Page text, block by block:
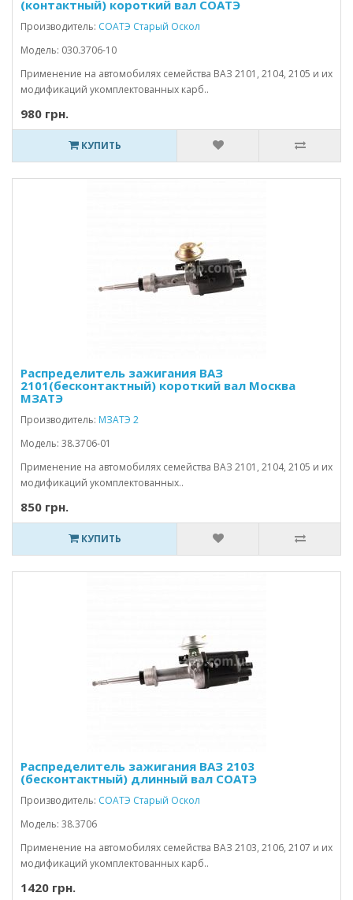
(контактный) короткий вал СОАТЭ
Производитель: СОАТЭ Старый Оскол
Модель: 030.3706-10
Применение на автомобилях семейства ВАЗ 2101, 2104, 2105 и их
модификаций укомплектованных карб..
980 грн.
КУПИТЬ
Распределитель зажигания ВАЗ
2101(бесконтактный) короткий вал Москва
МЗАТЭ
Производитель: МЗАТЭ 2
Модель: 38.3706-01
Применение на автомобилях семейства ВАЗ 2101, 2104, 2105 и их
модификаций укомплектованных..
850 грн.
КУПИТЬ
Распределитель зажигания ВАЗ 2103
(бесконтактный) длинный вал СОАТЭ
Производитель: СОАТЭ Старый Оскол
Модель: 38.3706
Применение на автомобилях семейства ВАЗ 2103, 2106, 2107 и их
модификаций укомплектованных карб..
1420 грн.